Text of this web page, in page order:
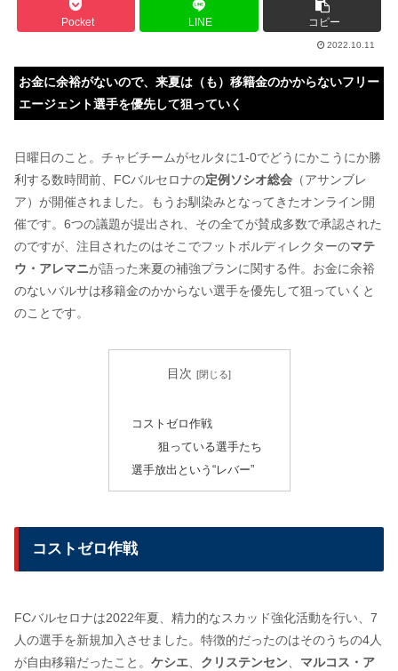
Pocket LINE コピー
2022.10.11
お金に余裕がないので、来夏は（も）移籍金のかからないフリー
エージェント選手を優先して狙っていく
日曜日のこと。チャビチームがセルタに1-0でどうにかこうにか勝
利する数時間前、FCバルセロナの定例ソシオ総会 （アサンブレ
ア）が開催されました。もうお馴染みとなってきたオンライン開
催です。6つの議題が提出され、その全てが賛成多数で承認された
のですが、注目されたのはそこでフットボルディレクターのマテ
ウ・アレマニが語った来夏の補強プランに関する件。お金に余裕
のないバルサは移籍金のかからない選手を優先して狙っていくと
のことです。
目次
コストゼロ作戦
狙っている選手たち
選手放出という“レバー”
コストゼロ作戦
FCバルセロナは2022年夏、精力的なスカッド強化活動を行い、7
人の選手を新規加入させました。特徴的だったのはそのうちの4人
が自由移籍だったこと。 ケシエ、 クリステンセン、 マルコス・ア